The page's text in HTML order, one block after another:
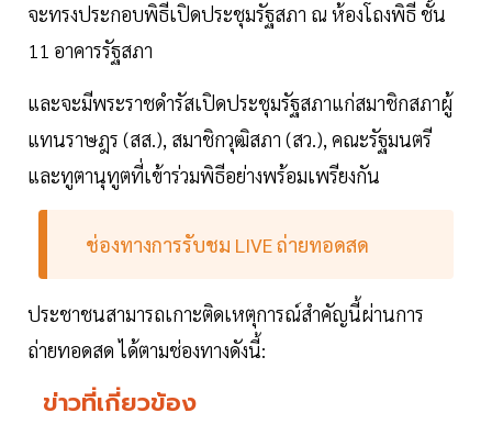
จะทรงประกอบพิธีเปิดประชุมรัฐสภา ณ ห้องโถงพิธี ชั้น
11 อาคารรัฐสภา
และจะมีพระราชดำรัสเปิดประชุมรัฐสภาแก่สมาชิกสภาผู้
แทนราษฎร (สส.), สมาชิกวุฒิสภา (สว.), คณะรัฐมนตรี
และทูตานุทูตที่เข้าร่วมพิธีอย่างพร้อมเพรียงกัน
ช่องทางการรับชม LIVE ถ่ายทอดสด
ประชาชนสามารถเกาะติดเหตุการณ์สำคัญนี้ผ่านการ
ถ่ายทอดสด ได้ตามช่องทางดังนี้:
ข่าวที่เกี่ยวข้อง